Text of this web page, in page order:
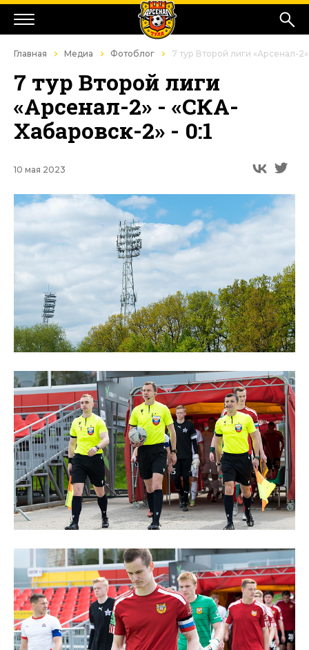
Главная Медиа Фотоблог 7 тур Второй лиги «Арсенал-
7 тур Второй лиги
«Арсенал-2» - «СКА-
Хабаровск-2» - 0:1
10 мая 2023